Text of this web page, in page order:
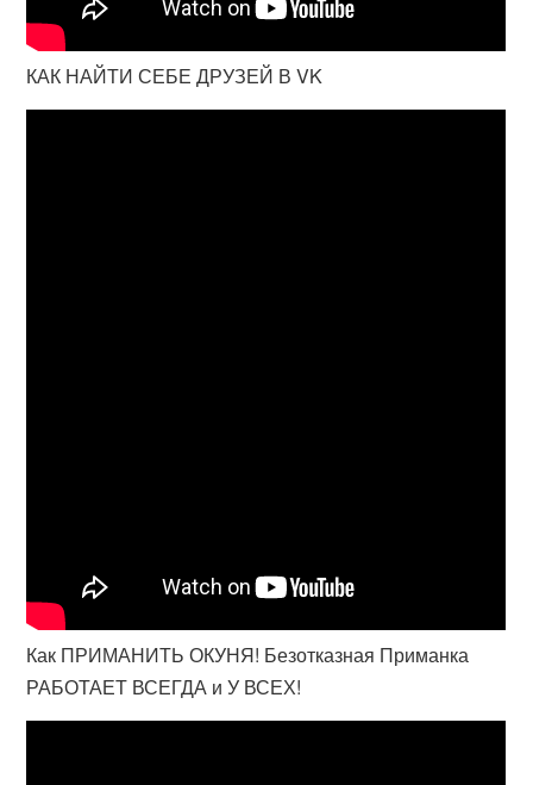
КАК НАЙТИ СЕБЕ ДРУЗЕЙ В VK
Как ПРИМАНИТЬ ОКУНЯ! Безотказная Приманка
РАБОТАЕТ ВСЕГДА и У ВСЕХ!